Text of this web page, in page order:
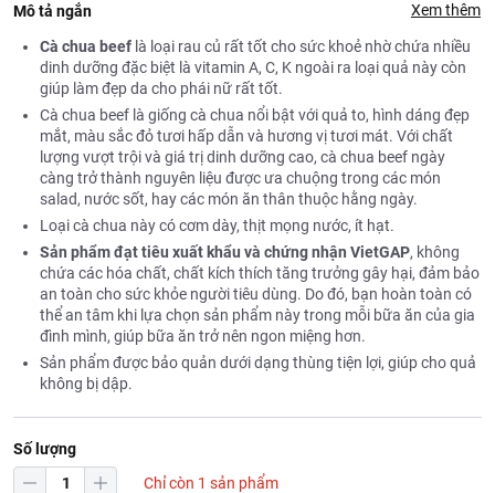
Mô tả ngắn Xem thêm
Cà chua beef là loại rau củ rất tốt cho sức khoẻ nhờ chứa nhiều
dinh dưỡng đặc biệt là vitamin A, C, K ngoài ra loại quả này còn
giúp làm đẹp da cho phái nữ rất tốt.
Cà chua beef là giống cà chua nổi bật với quả to, hình dáng đẹp
mắt, màu sắc đỏ tươi hấp dẫn và hương vị tươi mát. Với chất
lượng vượt trội và giá trị dinh dưỡng cao, cà chua beef ngày
càng trở thành nguyên liệu được ưa chuộng trong các món
salad, nước sốt, hay các món ăn thân thuộc hằng ngày.
Loại cà chua này có cơm dày, thịt mọng nước, ít hạt.
Sản phẩm đạt tiêu xuất khẩu và chứng nhận VietGAP, không
chứa các hóa chất, chất kích thích tăng trưởng gây hại, đảm bảo
an toàn cho sức khỏe người tiêu dùng. Do đó, bạn hoàn toàn có
thể an tâm khi lựa chọn sản phẩm này trong mỗi bữa ăn của gia
đình mình, giúp bữa ăn trở nên ngon miệng hơn.
Sản phẩm được bảo quản dưới dạng thùng tiện lợi, giúp cho quả
không bị dập.
Số lượng
Chỉ còn 1 sản phẩm